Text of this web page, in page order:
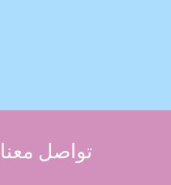
تواصل معنا